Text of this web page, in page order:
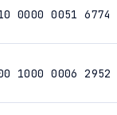
0000 0051 6774
1000 0006 2952